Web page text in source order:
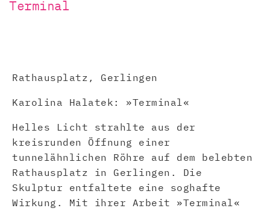
Terminal
Rathausplatz, Gerlingen
Karolina Halatek: »Terminal«
Helles Licht strahlte aus der
kreisrunden Öffnung einer
tunnelähnlichen Röhre auf dem belebten
Rathausplatz in Gerlingen. Die
Skulptur entfaltete eine soghafte
Wirkung. Mit ihrer Arbeit »Terminal«